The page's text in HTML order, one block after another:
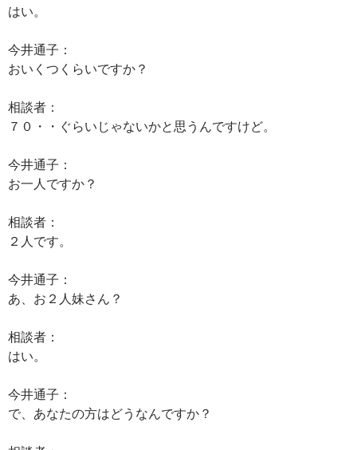
はい。
今井通子：
おいくつくらいですか？
相談者：
７０・・ぐらいじゃないかと思うんですけど。
今井通子：
お一人ですか？
相談者：
２人です。
今井通子：
あ、お２人妹さん？
相談者：
はい。
今井通子：
で、あなたの方はどうなんですか？